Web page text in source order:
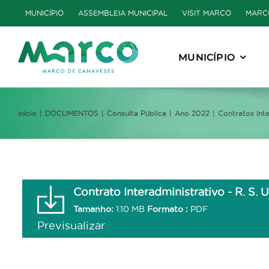
to
content
MUNICÍPIO ASSEMBLEIA MUNICIPAL VISIT MARCO
MUNICÍPIO
Início DOCUMENTOS Consulta Pública Ano 2022 Contratos
Contrato Interadministrativo - R. S.
Tamanho: 1.10 MB Formato : PDF
Previsualizar